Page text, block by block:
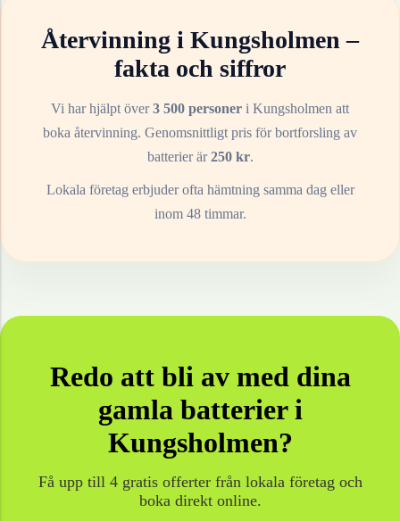
Återvinning i Kungsholmen–
fakta och siffror
Vi har hjälpt över3 500 personer i Kungsholmen att
boka återvinning. Genomsnittligt pris för bortforsling av
batterierär250kr.
Lokala företag erbjuder ofta hämtning samma dag eller
inom 48 timmar.
Redo att bli av med dina
gamla batterieri
Kungsholmen?
Få upp till 4 gratis offerter från lokala företag och
boka direkt online.